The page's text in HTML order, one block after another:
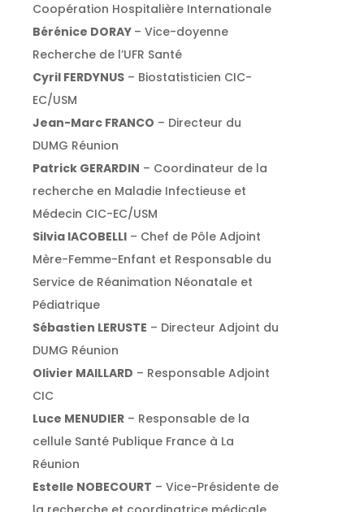
Coopération Hospitalière Internationale
Bérénice DORAY – Vice-doyenne
Recherche de l’UFR Santé
Cyril FERDYNUS – Biostatisticien CIC-
EC/USM
Jean-Marc FRANCO – Directeur du
DUMG Réunion
Patrick GERARDIN – Coordinateur de la
recherche en Maladie Infectieuse et
Médecin CIC-EC/USM
Silvia IACOBELLI – Chef de Pôle Adjoint
Mère-Femme-Enfant et Responsable du
Service de Réanimation Néonatale et
Pédiatrique
Sébastien LERUSTE – Directeur Adjoint du
DUMG Réunion
Olivier MAILLARD – Responsable Adjoint
CIC
Luce MENUDIER – Responsable de la
cellule Santé Publique France à La
Réunion
Estelle NOBECOURT – Vice-Présidente de